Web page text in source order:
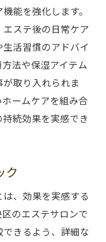
能を強化します。
ステ後の日常ケア
活習慣のアドバイ
法や保湿アイテム
取り入れられま
ームケアを組み合
続効果を実感でき
ク
、効果を実感する
のエステサロンで
きるよう、詳細な